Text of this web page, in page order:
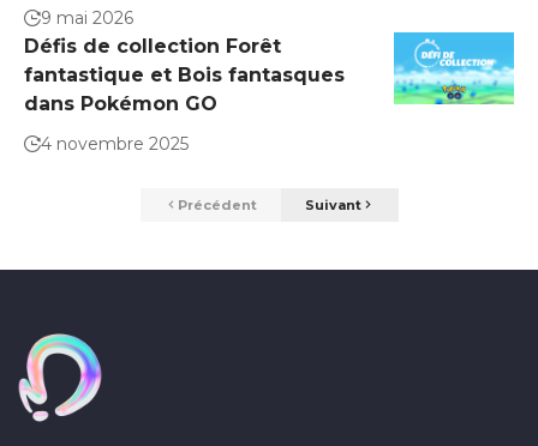
9 mai 2026
Défis de collection Forêt
fantastique et Bois fantasques
dans Pokémon GO
4 novembre 2025
Précédent Suivant